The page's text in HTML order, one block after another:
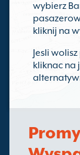
wybierz
kliknij na
Jesli
kliknac na